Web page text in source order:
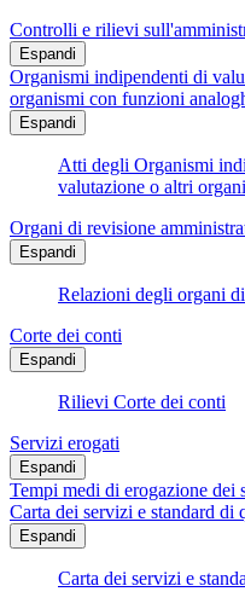
Controlli e rilievi
Espandi
Organismi indipendenti di
organismi con funzioni
Espandi
Atti degli Organismi
valutazione o altri
Organi di revisione
Espandi
Relazioni degli organi
Corte dei conti
Espandi
Rilievi Corte dei conti
Servizi erogati
Espandi
Tempi medi di erogazione dei
Carta dei servizi e standard di
Espandi
Carta dei servizi e